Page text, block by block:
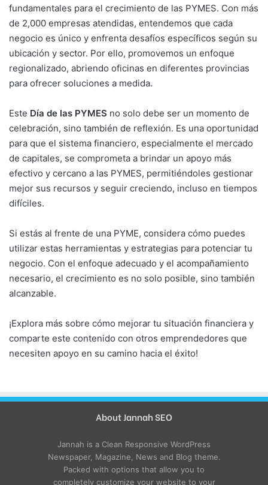
fundamentales para el crecimiento de las PYMES. Con más
de 2,000 empresas atendidas, entendemos que cada
negocio es único y enfrenta desafíos específicos según su
ubicación y sector. Por ello, promovemos un enfoque
regionalizado, abriendo oficinas en diferentes provincias
para ofrecer soluciones a medida.
Este Día de las PYMES no solo debe ser un momento de
celebración, sino también de reflexión. Es una oportunidad
para que el sistema financiero, especialmente el mercado
de capitales, se comprometa a brindar un apoyo más
efectivo y cercano a las PYMES, permitiéndoles gestionar
mejor sus recursos y seguir creciendo, incluso en tiempos
difíciles.
Si estás al frente de una PYME, considera cómo puedes
utilizar estas herramientas y estrategias para potenciar tu
negocio. Con el enfoque adecuado y el acompañamiento
necesario, el crecimiento es no solo posible, sino también
alcanzable.
¡Explora más sobre cómo mejorar tu situación financiera y
comparte este contenido con otros emprendedores que
necesiten apoyo en su camino hacia el éxito!
About Jannah SEO
Jannah is a Clean Responsive WordPress
Newspaper, Magazine, News and Blog theme.
Packed with options that allow you to
completely customize your website to your